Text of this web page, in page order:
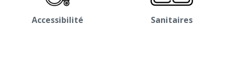
Accessibilité Sanitaires